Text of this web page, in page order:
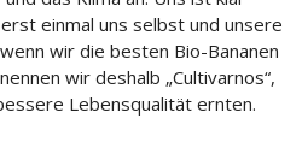
einmal uns selbst und unsere
wir die besten Bio-Bananen
wir deshalb „Cultivarnos“,
Lebensqualität ernten.